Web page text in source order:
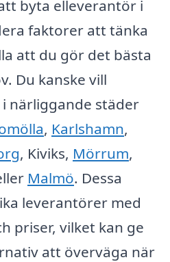
byta elleverantör i
faktorer att tänka
att du gör det bästa
Du kanske vill
närliggande städer
, Karlshamn,
, Kiviks, Mörrum,
Malmö. Dessa
leverantörer med
priser, vilket kan ge
att överväga när